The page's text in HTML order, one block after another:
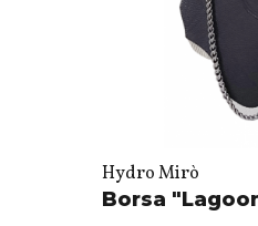
Hydro Mirò
Borsa